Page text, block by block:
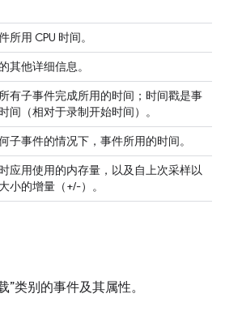
所用 CPU 时间。
其他详细信息。
有子事件完成所用的时间；时间戳是事
间（相对于录制开始时间）。
子事件的情况下，事件所用的时间。
应用使用的内存量，以及自上次采样以
小的增量（+/-）。
类别的事件及其属性。